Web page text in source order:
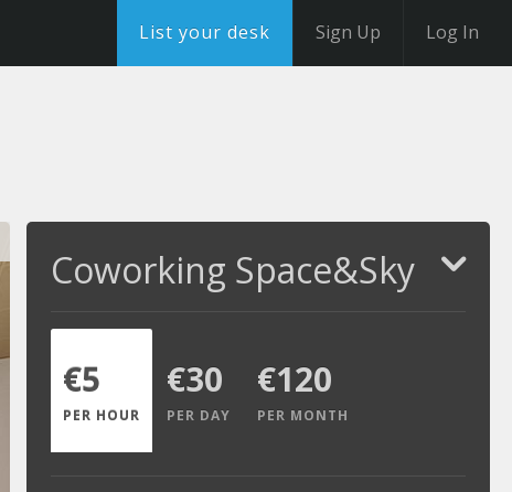
List your desk Sign Up Log In
Coworking Space&Sky
€5
PER HOUR
€30
PER DAY
€120
PER MONTH